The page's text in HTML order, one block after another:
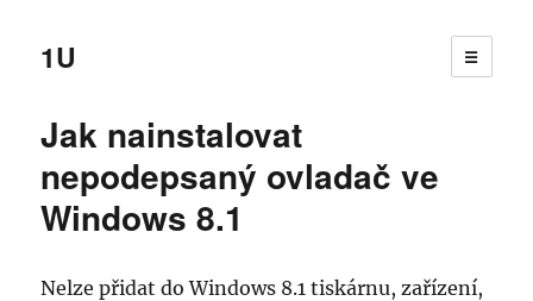
1U ☰
Jak nainstalovat
nepodepsaný ovladač ve
Windows 8.1
Nelze přidat do Windows 8.1 tiskárnu, zařízení,